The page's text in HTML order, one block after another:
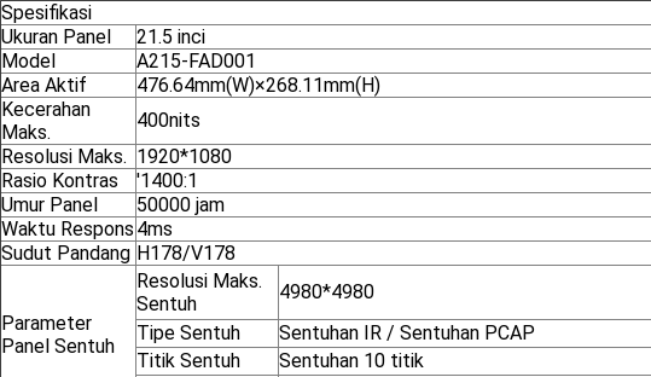
Spesifikasi
Ukuran Panel
21.5 inci
Model
A215-FAD001
Area Aktif
476.64mm(W)×268.11mm(H)
Kecerahan
Maks.
400nits
Resolusi Maks. 1920*1080
Rasio Kontras
'1400:1
Umur Panel
50000 jam
Waktu Respons 4ms
Sudut Pandang H178/V178
Parameter
Panel Sentuh
Resolusi Maks.
Sentuh
4980*4980
Tipe Sentuh
Sentuhan IR / Sentuhan PCAP
Titik Sentuh
Sentuhan 10 titik